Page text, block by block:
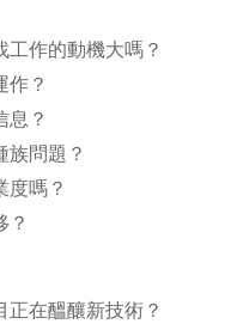
工作的動機大嗎？
作？
息？
族問題？
度嗎？
？
在醞釀新技術？